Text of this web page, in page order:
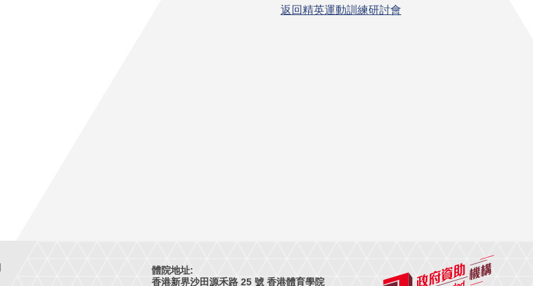
返回精英運動訓練研討會
體院地址:
香港新界沙田源禾路 25 號 香港體育學院